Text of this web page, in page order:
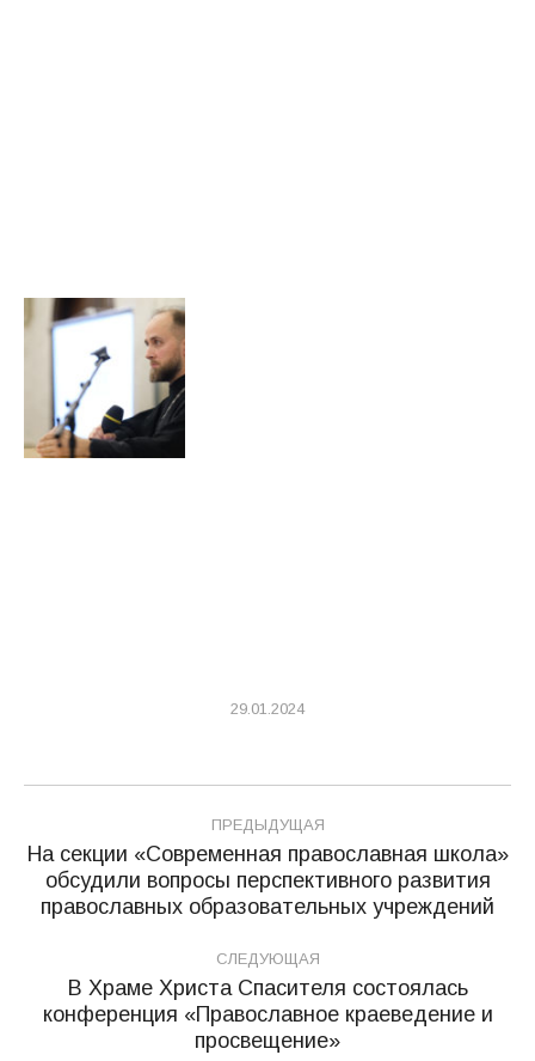
29.01.2024
Навигация
по
записям
ПРЕДЫДУЩАЯ
Предыдущая
запись:
На секции «Современная православная школа»
обсудили вопросы перспективного развития
православных образовательных учреждений
СЛЕДУЮЩАЯ
Следующая
запись:
В Храме Христа Спасителя состоялась
конференция «Православное краеведение и
просвещение»